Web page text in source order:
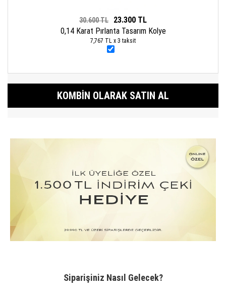
30.600 TL
23.300 TL
0,14 Karat Pırlanta Tasarım Kolye
7,767 TL x 3 taksit
KOMBIN OLARAK SATIN AL
Siparişiniz Nasıl Gelecek?